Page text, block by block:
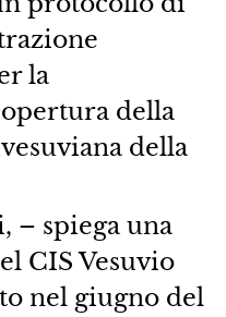
la
della
della
– spiega una
CIS Vesuvio
nel giugno del